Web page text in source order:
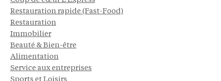
Restauration rapide (Fast-Food)
Restauration
Immobilier
Beauté & Bien-être
Alimentation
Service aux entreprises